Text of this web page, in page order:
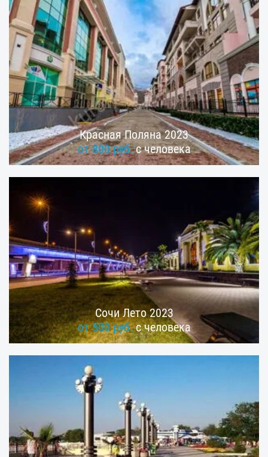
Красная Поляна 2023
от 800 руб.с человека
Сочи Лето 2023
от 500 руб.с человека